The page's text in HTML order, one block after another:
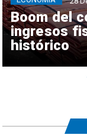
Boom del
ingresos
histórico